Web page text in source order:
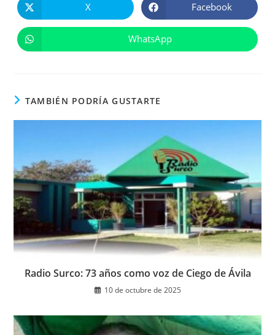
abre
en
ventana
X Se
abre
en
ventana
Facebook
Se
abre
WhatsApp
TAMBIÉN PODRÍA GUSTARTE
Radio Surco: 73 años como voz de Ciego de Ávila
10 de octubre de 2025